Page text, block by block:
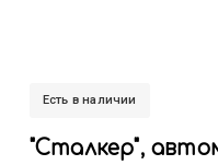
Есть в наличии
"Сталкер",